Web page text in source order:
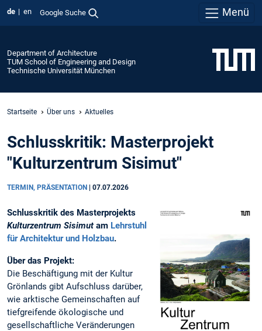
de en Google Suche Menü
Department of Architecture
TUM School of Engineering and Design
Technische Universität München
Startseite Über uns Aktuelles
Schlusskritik: Masterprojekt
"Kulturzentrum Sisimut"
TERMIN, PRÄSENTATION 07.07.2026
Schlusskritik des Masterprojekts
Kulturzentrum Sisimutam Lehrstuhl
für Architektur und Holzbau.
Über das Projekt:
Die Beschäftigung mit der Kultur
Grönlands gibt Aufschluss darüber,
wie arktische Gemeinschaften auf
tiefgreifende ökologische und
gesellschaftliche Veränderungen